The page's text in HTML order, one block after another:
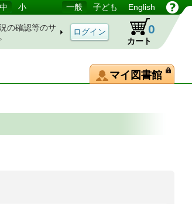
中 小 一般 子ども English
の確認等のサ
カート
0
マイ図書館